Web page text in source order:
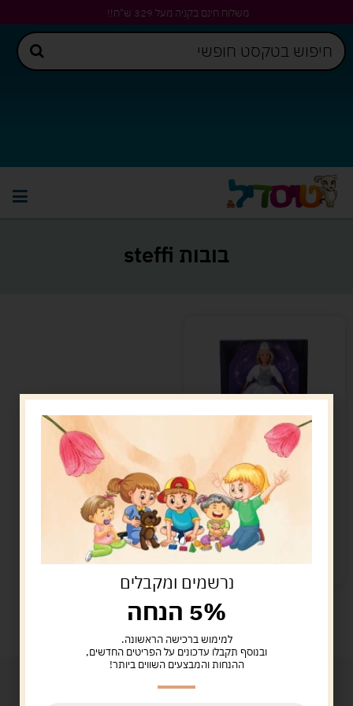
משלוח חינם בקניה מעל 329 ש"ח!!
בובות steffi
בובת סטפי כלה steffi
80.00 ש"ח
הוספה לסל
נשארו במלאי רק 1
נרשמים ומקבלים
5% הנחה
למימוש ברכישה הראשונה.
ובנוסף תקבלו עדכונים על הפריטים החדשים,
ההנחות והמבצעים השווים ביותר!